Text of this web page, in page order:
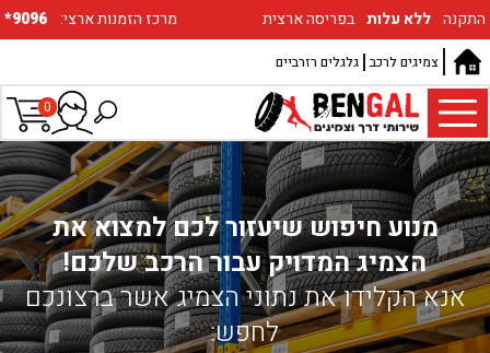
*9096 :מרכז הזמנות ארצי התקנה ללא עלות בפריסה ארצית
גלגלים רזרביים צמיגים לרכב
0
מנוע חיפוש שיעזור לכם למצוא את
הצמיג המדויק עבור הרכב שלכם!
אנא הקלידו את נתוני הצמיג אשר ברצונכם
לחפש: